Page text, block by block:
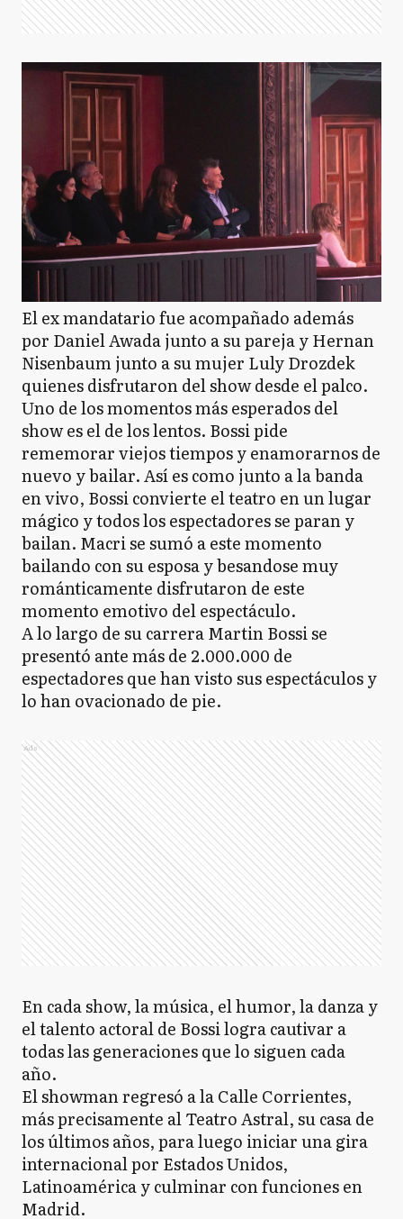
El ex mandatario fue acompañado además
por Daniel Awada junto a su pareja y Hernan
Nisenbaum junto a su mujer Luly Drozdek
quienes disfrutaron del show desde el palco.
Uno de los momentos más esperados del
show es el de los lentos. Bossi pide
rememorar viejos tiempos y enamorarnos de
nuevo y bailar. Así es como junto a la banda
en vivo, Bossi convierte el teatro en un lugar
mágico y todos los espectadores se paran y
bailan. Macri se sumó a este momento
bailando con su esposa y besandose muy
románticamente disfrutaron de este
momento emotivo del espectáculo.
A lo largo de su carrera Martin Bossi se
presentó ante más de 2.000.000 de
espectadores que han visto sus espectáculos y
lo han ovacionado de pie.
Ads
En cada show, la música, el humor, la danza y
el talento actoral de Bossi logra cautivar a
todas las generaciones que lo siguen cada
año.
El showman regresó a la Calle Corrientes,
más precisamente al Teatro Astral, su casa de
los últimos años, para luego iniciar una gira
internacional por Estados Unidos,
Latinoamérica y culminar con funciones en
Madrid.